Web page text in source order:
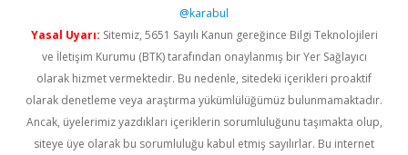
@karabul
Yasal Uyarı: Sitemiz, 5651 Sayılı Kanun gereğince Bilgi Teknolojileri
ve İletişim Kurumu (BTK) tarafından onaylanmış bir Yer Sağlayıcı
olarak hizmet vermektedir. Bu nedenle, sitedeki içerikleri proaktif
olarak denetleme veya araştırma yükümlülüğümüz bulunmamaktadır.
Ancak, üyelerimiz yazdıkları içeriklerin sorumluluğunu taşımakta olup,
siteye üye olarak bu sorumluluğu kabul etmiş sayılırlar. Bu internet